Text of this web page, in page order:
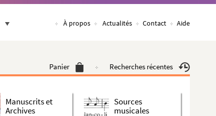
À propos Actualités Contact Aide
Panier Recherches récentes
Manuscrits et
Archives
Sources
musicales